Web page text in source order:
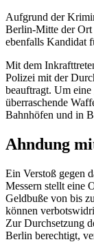
Aufgrund der
Berlin-Mitte der Ort
ebenfalls Kandidat
Mit dem
Polizei mit der
beauftragt. Um
überraschende
Bahnhöfen und in
Ahndung
Ein Verstoß gegen
Messern stellt eine
Geldbuße von bis
können
Zur Durchsetzung
Berlin berechtigt,